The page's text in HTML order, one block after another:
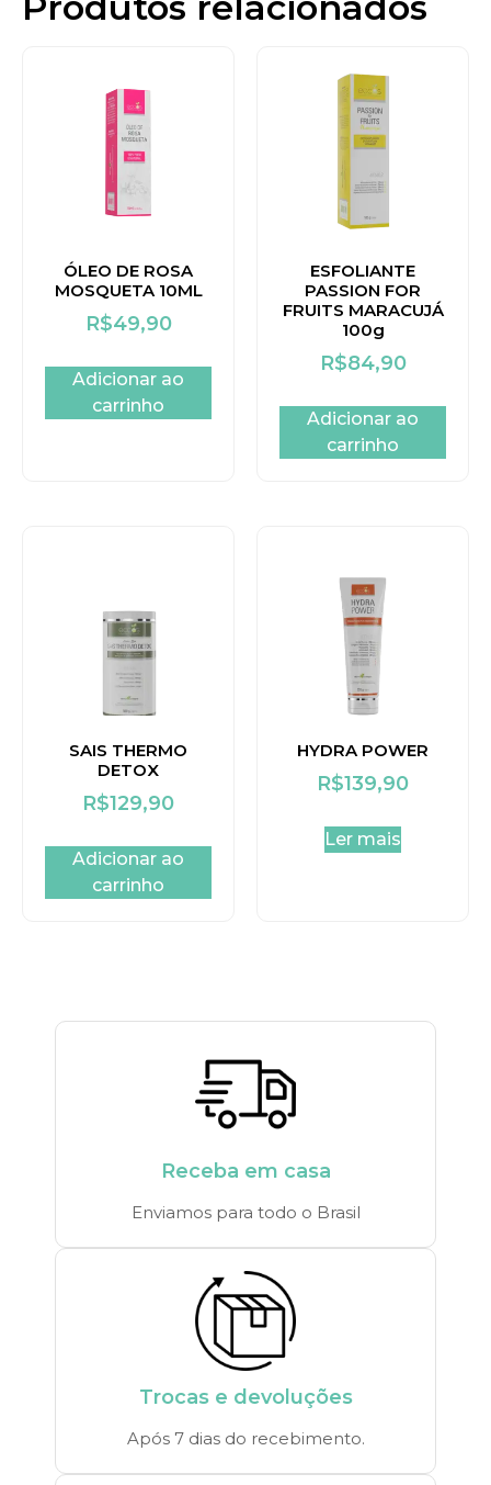
ÓLEO DE ROSA
MOSQUETA 10ML
R$49,90
Adicionar ao
carrinho
ESFOLIANTE
PASSION FOR
FRUITS MARACUJÁ
100g
R$84,90
Adicionar ao
carrinho
SAIS THERMO
DETOX
R$129,90
Adicionar ao
carrinho
HYDRA POWER
R$139,90
Ler mais
Receba em casa
Enviamos para todo o Brasil
Trocas e devoluções
Após 7 dias do recebimento.